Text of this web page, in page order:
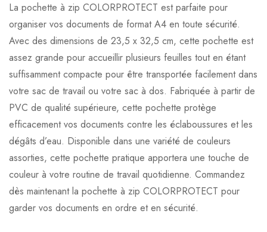
La pochette à zip COLORPROTECT est parfaite pour
organiser vos documents de format A4 en toute sécurité.
Avec des dimensions de 23,5 x 32,5 cm, cette pochette est
assez grande pour accueillir plusieurs feuilles tout en étant
suffisamment compacte pour être transportée facilement dans
votre sac de travail ou votre sac à dos. Fabriquée à partir de
PVC de qualité supérieure, cette pochette protège
efficacement vos documents contre les éclaboussures et les
dégâts d’eau. Disponible dans une variété de couleurs
assorties, cette pochette pratique apportera une touche de
couleur à votre routine de travail quotidienne. Commandez
dès maintenant la pochette à zip COLORPROTECT pour
garder vos documents en ordre et en sécurité.